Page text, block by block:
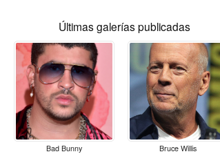
Últimas galerías publicadas
Bad Bunny Bruce Willis